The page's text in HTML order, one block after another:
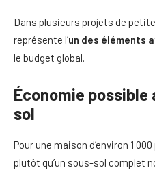
Dans plusieurs projets de
représente l’un des éléments
le budget global.
Économie possible
sol
Pour une maison d’environ 1
plutôt qu’un sous-sol complet